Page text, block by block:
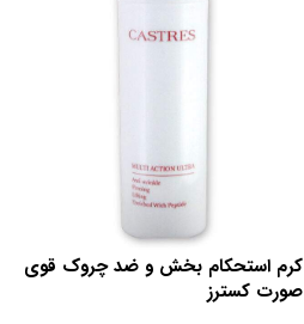
کرم استحکام بخش و ضد چروک قوی
صورت کسترز